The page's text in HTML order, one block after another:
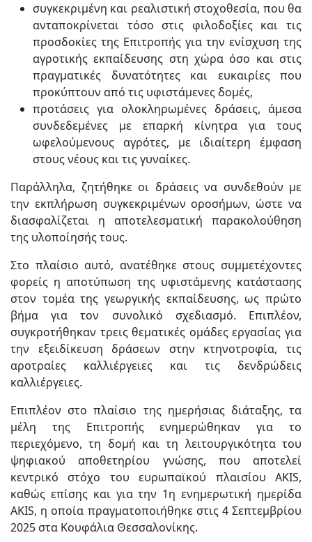
συγκεκριμένη και ρεαλιστική στοχοθεσία, που θα
ανταποκρίνεται τόσο στις φιλοδοξίες και τις
προσδοκίες της Επιτροπής για την ενίσχυση της
αγροτικής εκπαίδευσης στη χώρα όσο και στις
πραγματικές δυνατότητες και ευκαιρίες που
προκύπτουν από τις υφιστάμενες δομές,
προτάσεις για ολοκληρωμένες δράσεις, άμεσα
συνδεδεμένες με επαρκή κίνητρα για τους
ωφελούμενους αγρότες, με ιδιαίτερη έμφαση
στους νέους και τις γυναίκες.
Παράλληλα, ζητήθηκε οι δράσεις να συνδεθούν με
την εκπλήρωση συγκεκριμένων οροσήμων, ώστε να
διασφαλίζεται η αποτελεσματική παρακολούθηση
της υλοποίησής τους.
Στο πλαίσιο αυτό, ανατέθηκε στους συμμετέχοντες
φορείς η αποτύπωση της υφιστάμενης κατάστασης
στον τομέα της γεωργικής εκπαίδευσης, ως πρώτο
βήμα για τον συνολικό σχεδιασμό. Επιπλέον,
συγκροτήθηκαν τρεις θεματικές ομάδες εργασίας για
την εξειδίκευση δράσεων στην κτηνοτροφία, τις
αροτραίες καλλιέργειες και τις δενδρώδεις
καλλιέργειες.
Επιπλέον στο πλαίσιο της ημερήσιας διάταξης, τα
μέλη της Επιτροπής ενημερώθηκαν για το
περιεχόμενο, τη δομή και τη λειτουργικότητα του
ψηφιακού αποθετηρίου γνώσης, που αποτελεί
κεντρικό στόχο του ευρωπαϊκού πλαισίου AKIS,
καθώς επίσης και για την 1η ενημερωτική ημερίδα
AKIS, η οποία πραγματοποιήθηκε στις 4 Σεπτεμβρίου
2025 στα Κουφάλια Θεσσαλονίκης.